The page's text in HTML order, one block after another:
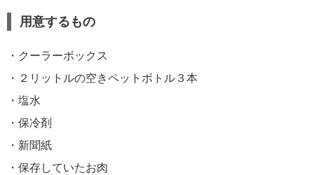
用意するもの
・クーラーボックス
・２リットルの空きペットボトル３本
・塩水
・保冷剤
・新聞紙
・保存していたお肉